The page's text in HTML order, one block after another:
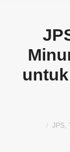
JPS,